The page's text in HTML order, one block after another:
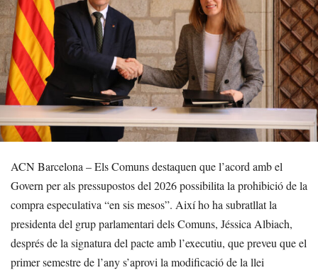
ACN Barcelona – Els Comuns destaquen que l’acord amb el
Govern per als pressupostos del 2026 possibilita la prohibició de la
compra especulativa “en sis mesos”. Així ho ha subratllat la
presidenta del grup parlamentari dels Comuns, Jéssica Albiach,
després de la signatura del pacte amb l’executiu, que preveu que el
primer semestre de l’any s’aprovi la modificació de la llei